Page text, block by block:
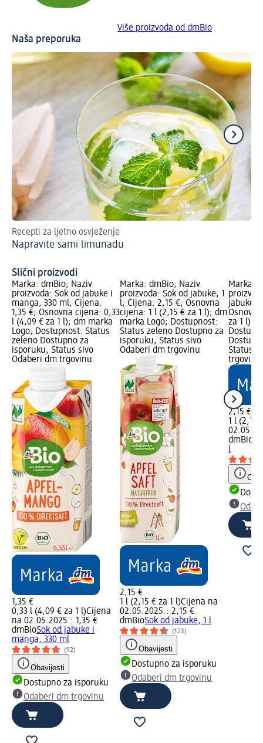
Više proizvoda od dmBio
Naša preporuka
Recepti za ljetno osvježenje
Napravite sami limunadu
Slični proizvodi
Marka: dmBio; Naziv
proizvoda: Sok od jabuke i
manga, 330 ml; Cijena:
1,35 €; Osnovna cijena: 0,33
l (4,09 € za 1 l); dm marka
Logo; Dostupnost: Status
zeleno Dostupno za
isporuku, Status sivo
Odaberi dm trgovinu
1,35 €
0,33 l (4,09 € za 1 l)Cijena
na 02.05.2025.: 1,35 €
dmBioSok od jabuke i
manga, 330 ml
(92)
Obavijesti
Dostupno za isporuku
Odaberi dm trgovinu
Marka: dmBio; Naziv
proizvoda: Sok od jabuke, 1
l; Cijena: 2,15 €; Osnovna
cijena: 1 l (2,15 € za 1 l); dm
marka Logo; Dostupnost:
Status zeleno Dostupno za
isporuku, Status sivo
Odaberi dm trgovinu
2,15 €
1 l (2,15 € za 1 l)Cijena na
02.05.2025.: 2,15 €
dmBioSok od jabuke, 1 l
(123)
Obavijesti
Dostupno za isporuku
Odaberi dm trgovinu
Marka:
jabuke,
za 1 l);
Status
trgovinu
2,15 €
1 l (2,15
dmBio
l